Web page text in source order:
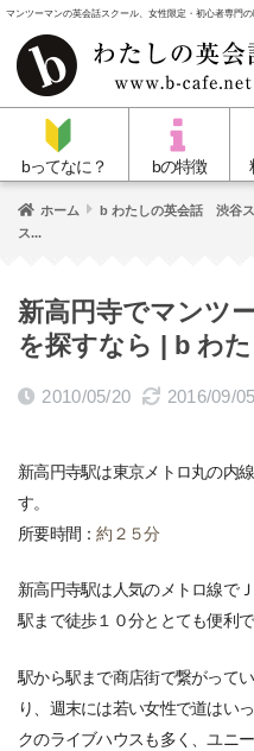
マンツーマンの英会話スクール、女性限定・初心者専門
bってなに？ bの特徴
ホーム b わたしの英会話 渋谷
ス...
新高円寺でマンツ
を探すなら | b わ
2010/05/20 2016/09/05
新高円寺駅は東京メトロ丸の内
す。
所要時間：約２５分
新高円寺駅は人気のメトロ線で
駅まで徒歩１０分ととても便利で
駅から駅まで商店街で繋がって
り、週末には若い女性で道はい
クのライブハウスも多く、ユニ